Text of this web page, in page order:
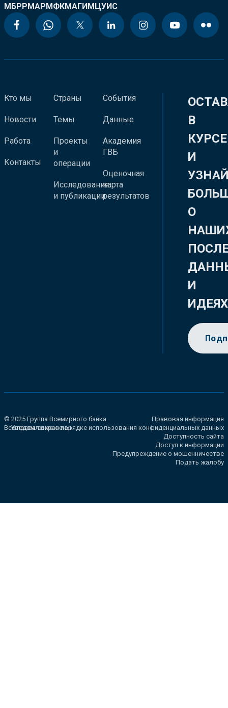
МБРРМАРМФКМАГИМЦУИС
Кто мы
Новости
Работа
Контакты
Страны
Темы
Проекты
и
операции
Исследования
и публикации
События
Данные
Академия
ГВБ
Оценочная
карта
результатов
В
КУРСЕ
И
О
И
ИДЕЯХ
© 2025 Группа Всемирного банка.
Все права сохранены.
Правовая информация
Уведомление о порядке использования конфиденциальных данных
Доступность сайта
Доступ к информации
Предупреждение о мошенничестве
Подать жалобу